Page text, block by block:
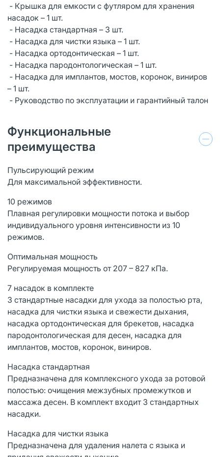
- Крышка для емкости с футляром для хранения
насадок – 1 шт.
- Насадка стандартная – 3 шт.
- Насадка для чистки языка – 1 шт.
- Насадка ортодонтическая – 1 шт.
- Насадка пародонтологическая – 1 шт.
- Насадка для имплантов, мостов, коронок, виниров
– 1 шт.
- Руководство по эксплуатации и гарантийный талон
Функциональные
преимущества
Пульсирующий режим
Для максимальной эффективности.
10 режимов
Плавная регулировки мощности потока и выбор
индивидуального уровня интенсивности из 10
режимов.
Оптимальная мощность
Регулируемая мощность от 207 – 827 кПа.
7 насадок в комплекте
3 стандартные насадки для ухода за полостью рта,
насадка для чистки языка и свежести дыхания,
насадка ортодонтическая для брекетов, насадка
пародонтологическая для десен, насадка для
имплантов, мостов, коронок, виниров.
Насадка стандартная
Предназначена для комплексного ухода за ротовой
полостью: очищения межзубных промежутков и
массажа десен. В комплект входит 3 стандартных
насадки.
Насадка для чистки языка
Предназначена для удаления налета с языка и